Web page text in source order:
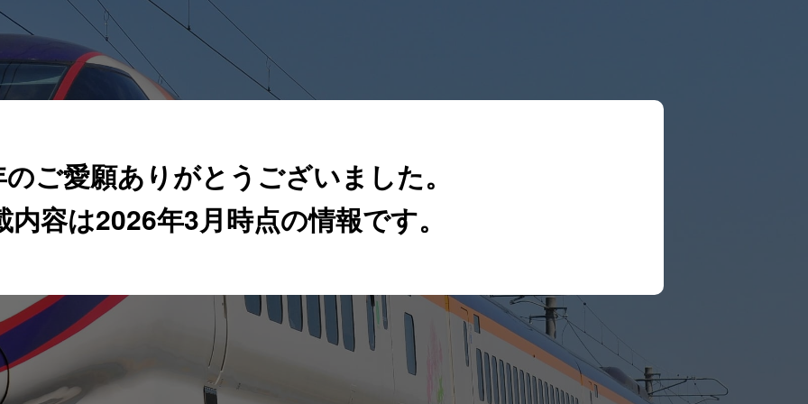
ご愛願ありがとうございました。
内容は2026年3月時点の情報です。